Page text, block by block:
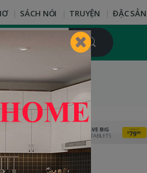
SÁCH NÓI TRUYỆN ĐẶC SẢN